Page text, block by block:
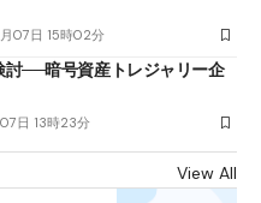
07日 15時02分
討──暗号資産トレジャリー企
日 13時23分
View All